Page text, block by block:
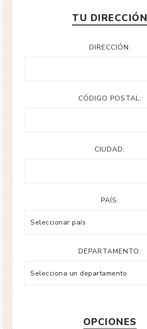
TU DIRECCIÓN
DIRECCIÓN:
CÓDIGO POSTAL:
CIUDAD:
PAÍS:
DEPARTAMENTO:
OPCIONES